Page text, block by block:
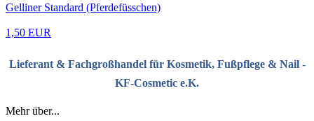
Gelliner Standard (Pferdefüsschen)
1,50 EUR
Lieferant & Fachgroßhandel für Kosmetik, Fußpflege & Nail -
KF-Cosmetic e.K.
Mehr über...